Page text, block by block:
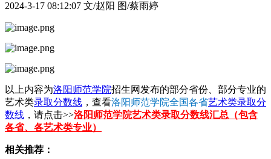
2024-3-17 08:12:07 文/赵阳 图/蔡雨婷
以上内容为洛阳师范学院招生网发布的部分省份、部分专业的
艺术类录取分数线 ，查看洛阳师范学院全国各省艺术类录取分
数线 ，请点击>>洛阳师范学院艺术类录取分数线汇总（包含
各省、各艺术类专业）
相关推荐：